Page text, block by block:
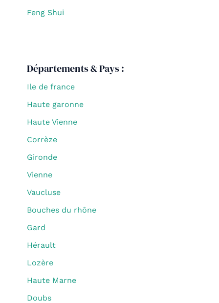
Feng Shui
Départements & Pays :
Ile de france
Haute garonne
Haute Vienne
Corrèze
Gironde
Vienne
Vaucluse
Bouches du rhône
Gard
Hérault
Lozère
Haute Marne
Doubs